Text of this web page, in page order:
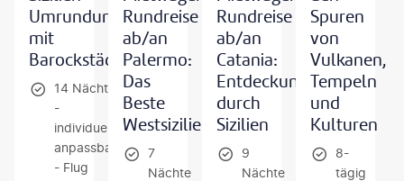
Umrundung
mit
Barockstädten
14 Nächte
-
individuell
anpassbar
- Flug
Rundreise
ab/an
Palermo:
Das
Beste
Westsiziliens
7
Nächte
Rundreise
ab/an
Catania:
Entdeckungsreise
durch
Sizilien
9
Nächte
Spuren
von
Vulkanen,
Tempeln
und
Kulturen
8-
tägig